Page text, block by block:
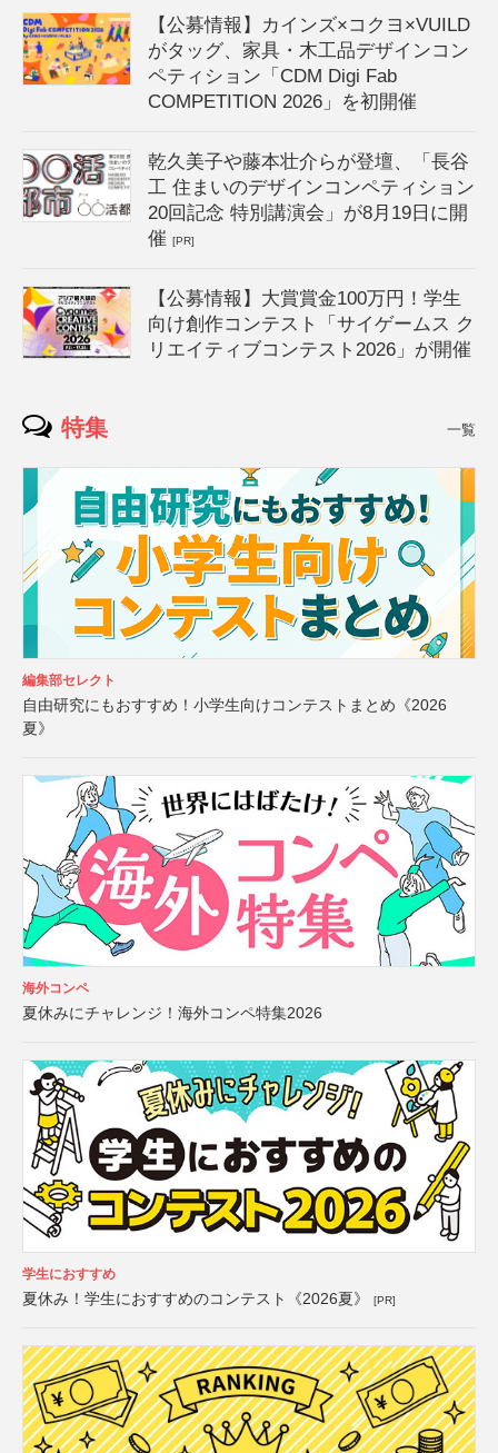
【公募情報】カインズ×コクヨ×VUILD
がタッグ、家具・木工品デザインコン
ペティション「CDM Digi Fab
COMPETITION 2026」を初開催
乾久美子や藤本壮介らが登壇、「長谷
工 住まいのデザインコンペティション
20回記念 特別講演会」が8月19日に開
催[PR]
【公募情報】大賞賞金100万円！学生
向け創作コンテスト「サイゲームス ク
リエイティブコンテスト2026」が開催
特集 一覧
編集部セレクト
自由研究にもおすすめ！小学生向けコンテストまとめ《2026
夏》
海外コンペ
夏休みにチャレンジ！海外コンペ特集2026
学生におすすめ
夏休み！学生におすすめのコンテスト《2026夏》 [PR]